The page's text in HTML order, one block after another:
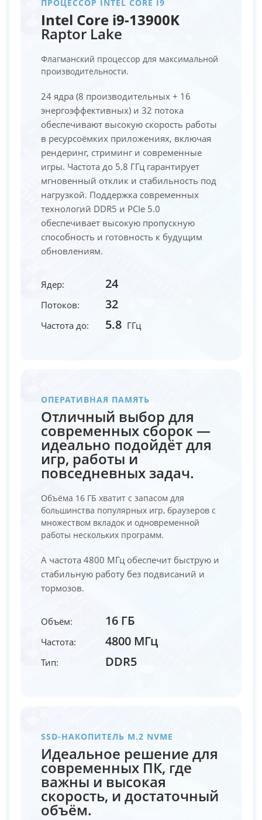
ПРОЦЕССОР INTEL CORE I9
Intel Core i9-13900K
Raptor Lake
Флагманский процессор для максимальной
производительности.
24 ядра (8 производительных + 16
энергоэффективных) и 32 потока
обеспечивают высокую скорость работы
в ресурсоёмких приложениях, включая
рендеринг, стриминг и современные
игры. Частота до 5.8 ГГц гарантирует
мгновенный отклик и стабильность под
нагрузкой. Поддержка современных
технологий DDR5 и PCIe 5.0
обеспечивает высокую пропускную
способность и готовность к будущим
обновлениям.
Ядер: 24
Потоков: 32
Частота до: 5.8 ГГц
ОПЕРАТИВНАЯ ПАМЯТЬ
Отличный выбор для
современных сборок —
идеально подойдёт для
игр, работы и
повседневных задач.
Объёма 16 ГБ хватит с запасом для
большинства популярных игр, браузеров с
множеством вкладок и одновременной
работы нескольких программ.
А частота 4800 МГц обеспечит быструю и
стабильную работу без подвисаний и
тормозов.
Объём: 16 ГБ
Частота: 4800 МГц
Тип: DDR5
SSD-НАКОПИТЕЛЬ M.2 NVME
Идеальное решение для
современных ПК, где
важны и высокая
скорость, и достаточный
объём.